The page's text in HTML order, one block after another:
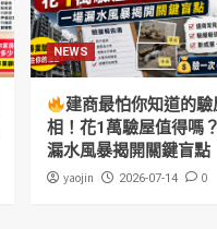
NEWS
建商最怕你知道的驗
相！花1萬驗屋值得嗎
漏水風暴揭開關鍵盲點
yaojin 2026-07-14 0